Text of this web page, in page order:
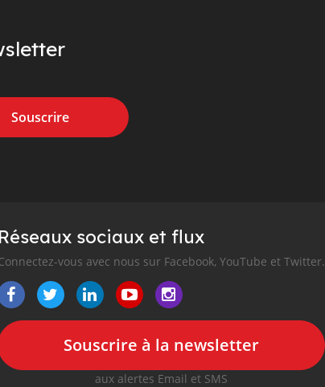
Souscrire
Réseaux sociaux et flux
vous avec nous sur Facebook, YouTube et Twitter.
Souscrire à la newsletter
aux alertes Email et SMS